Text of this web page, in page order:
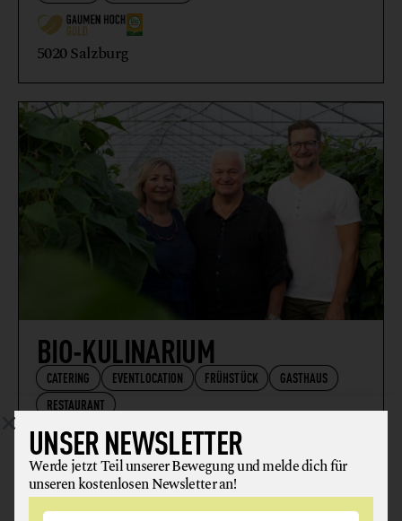
5020 Salzburg
BIO-KULINARIUM
CATERING EVENTLOCATION FRÜHSTÜCK
GASTHAUS
RESTAURANT
4070 Eferding
UNSER NEWSLETTER
Werde jetzt Teil unserer Bewegung und melde dich für
unseren kostenlosen Newsletter an!